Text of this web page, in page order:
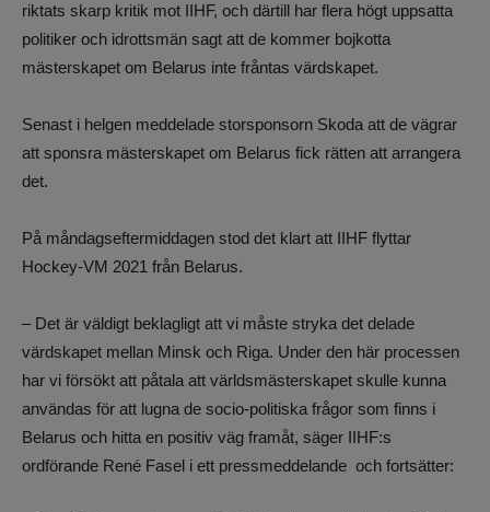
riktats skarp kritik mot IIHF, och därtill har flera högt uppsatta
politiker och idrottsmän sagt att de kommer bojkotta
mästerskapet om Belarus inte fråntas värdskapet.
Senast i helgen meddelade storsponsorn Skoda att de vägrar
att sponsra mästerskapet om Belarus fick rätten att arrangera
det.
På måndagseftermiddagen stod det klart att IIHF flyttar
Hockey-VM 2021 från Belarus.
– Det är väldigt beklagligt att vi måste stryka det delade
värdskapet mellan Minsk och Riga. Under den här processen
har vi försökt att påtala att världsmästerskapet skulle kunna
användas för att lugna de socio-politiska frågor som finns i
Belarus och hitta en positiv väg framåt, säger IIHF:s
ordförande René Fasel i ett pressmeddelande och fortsätter: